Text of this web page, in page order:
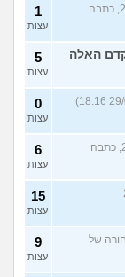
(lili, בת 25, כתבה
1
עצות
האלה 5
עצות
0
עצות
(Lamali, בת 26, כתבה
6
עצות
15
עצות
של
9
עצות